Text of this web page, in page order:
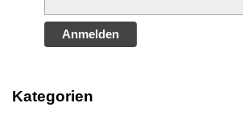
Anmelden
Kategorien